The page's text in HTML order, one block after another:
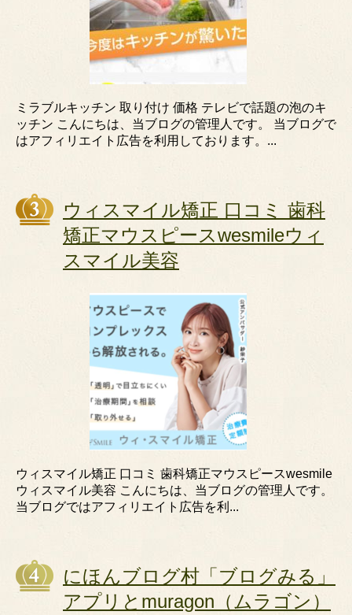
ミラブルキッチン 取り付け 価格 テレビで話題の泡のキ
ッチン こんにちは、当ブログの管理人です。 当ブログで
はアフィリエイト広告を利用しております。...
ウィスマイル矯正 口コミ 歯科
矯正マウスピースwesmileウィ
スマイル美容
ウィスマイル矯正 口コミ 歯科矯正マウスピースwesmile
ウィスマイル美容 こんにちは、当ブログの管理人です。
当ブログではアフィリエイト広告を利...
にほんブログ村「ブログみる」
アプリとmuragon（ムラゴン）